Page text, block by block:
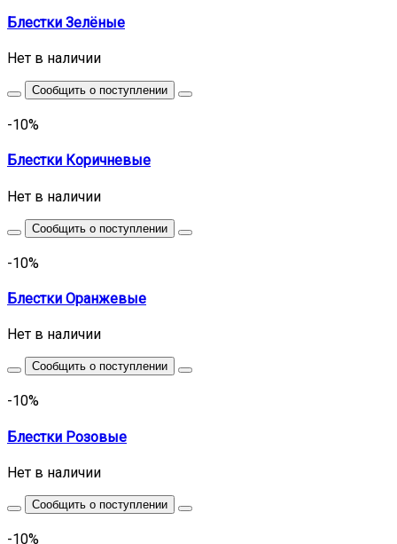
Блестки Зелёные
Нет в наличии
Сообщить о поступлении
-10%
Блестки Коричневые
Нет в наличии
Сообщить о поступлении
-10%
Блестки Оранжевые
Нет в наличии
Сообщить о поступлении
-10%
Блестки Розовые
Нет в наличии
Сообщить о поступлении
-10%